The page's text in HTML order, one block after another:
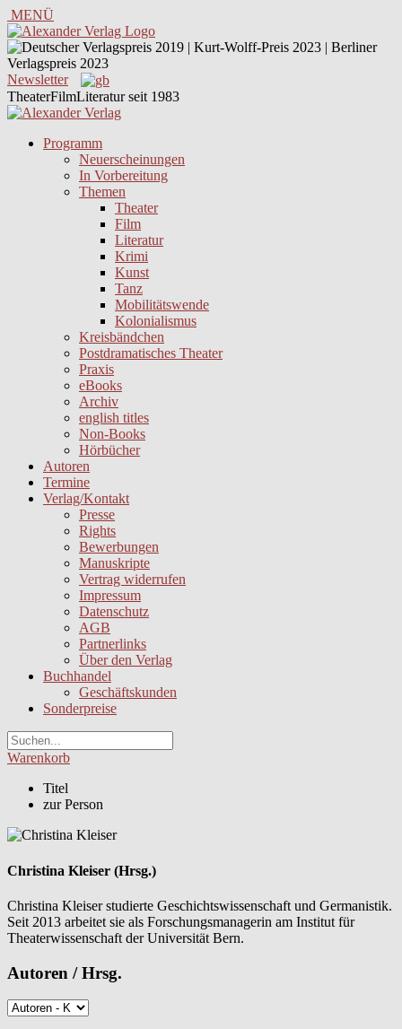
MENÜ
Newsletter
TheaterFilmLiteratur seit 1983
Programm
Neuerscheinungen
In Vorbereitung
Themen
Theater
Film
Literatur
Krimi
Kunst
Tanz
Mobilitätswende
Kolonialismus
Kreisbändchen
Postdramatisches Theater
Praxis
eBooks
Archiv
english titles
Non-Books
Hörbücher
Autoren
Termine
Verlag/Kontakt
Presse
Rights
Bewerbungen
Manuskripte
Vertrag widerrufen
Impressum
Datenschutz
AGB
Partnerlinks
Über den Verlag
Buchhandel
Geschäftskunden
Sonderpreise
Warenkorb
Titel
zur Person
Christina Kleiser (Hrsg.)
Christina Kleiser studierte Geschichtswissenschaft und Germanistik.
Seit 2013 arbeitet sie als Forschungsmanagerin am Institut für
Theaterwissenschaft der Universität Bern.
Autoren / Hrsg.